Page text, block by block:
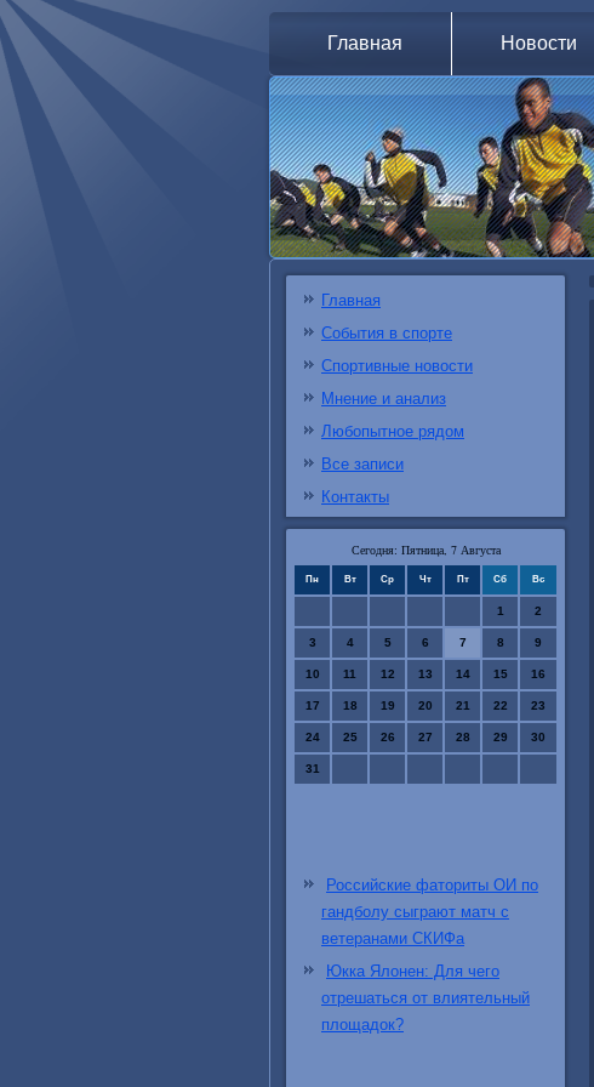
Главная Новости
Главная
События в спорте
Спортивные новости
Мнение и анализ
Любопытное рядом
Все записи
Контакты
Сегодня: Пятница, 7 Августа
Пн Вт Ср Чт Пт Сб Вс
1 2
3 4 5 6 7 8 9
10 11 12 13 14 15 16
17 18 19 20 21 22 23
24 25 26 27 28 29 30
31
Российские фаториты ОИ по
гандболу сыграют матч с
ветеранами СКИФа
Юкка Ялонен: Для чего
отрешаться от влиятельный
площадок?